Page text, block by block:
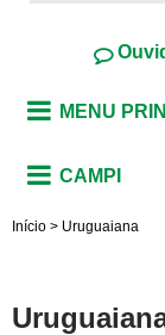
MENU
CAMPI
Início > Uruguaiana